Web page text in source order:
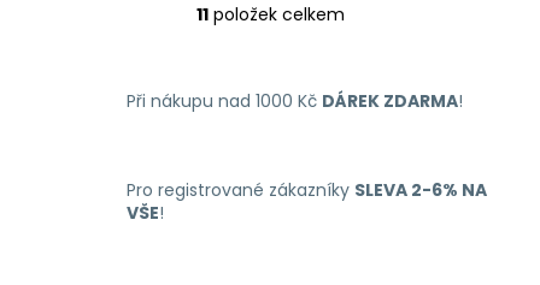
O
á
c
11položek celkem
Při nákupu nad 1000 Kč DÁREK ZDARMA!
Pro registrované zákazníky SLEVA 2-6% NA
VŠE!